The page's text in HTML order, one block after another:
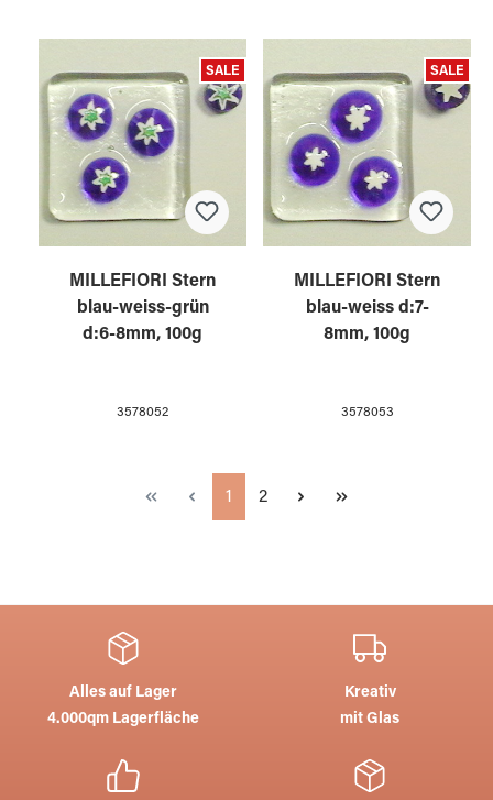
SALE
MILLEFIORI Stern
blau-weiss-grün
d:6-8mm, 100g
3578052
SALE
MILLEFIORI Stern
blau-weiss d:7-
8mm, 100g
3578053
Seite
1 Seite
2
Alles auf Lager
4.000qm Lagerfläche
Kreativ
mit Glas